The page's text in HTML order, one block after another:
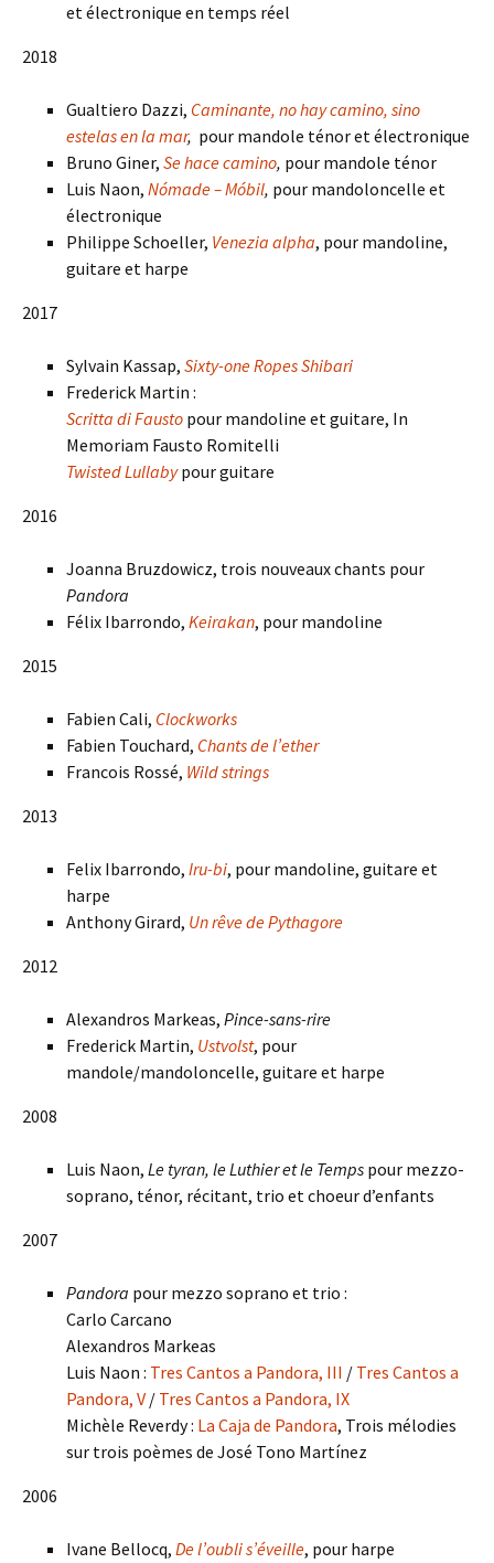
et électronique en temps réel
2018
Gualtiero Dazzi, Caminante, no hay camino, sino
estelas en la mar, pour mandole ténor et électronique
Bruno Giner, Se hace camino, pour mandole ténor
Luis Naon, Nómade – Móbil, pour mandoloncelle et
électronique
Philippe Schoeller, Venezia alpha, pour mandoline,
guitare et harpe
2017
Sylvain Kassap, Sixty-one Ropes Shibari
Frederick Martin :
Scritta di Fausto pour mandoline et guitare, In
Memoriam Fausto Romitelli
Twisted Lullabypour guitare
2016
Joanna Bruzdowicz, trois nouveaux chants pour
Pandora
Félix Ibarrondo, Keirakan, pour mandoline
2015
Fabien Cali, Clockworks
Fabien Touchard, Chants de l’ether
Francois Rossé, Wild strings
2013
Felix Ibarrondo, Iru-bi, pour mandoline, guitare et
harpe
Anthony Girard, Un rêve de Pythagore
2012
Alexandros Markeas, Pince-sans-rire
Frederick Martin, Ustvolst, pour
mandole/mandoloncelle, guitare et harpe
2008
Luis Naon, Le tyran, le Luthier et le Temps pour mezzo-
soprano, ténor, récitant, trio et choeur d’enfants
2007
Pandora pour mezzo soprano et trio :
Carlo Carcano
Alexandros Markeas
Luis Naon : Tres Cantos a Pandora, III / Tres Cantos a
Pandora, V / Tres Cantos a Pandora, IX
Michèle Reverdy : La Caja de Pandora, Trois mélodies
sur trois poèmes de José Tono Martínez
2006
Ivane Bellocq, De l’oubli s’éveille, pour harpe